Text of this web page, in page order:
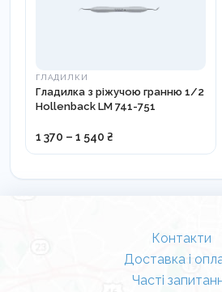
ГЛАДИЛКИ
Гладилка з ріжучою гранню 1/2
Hollenback LM 741-751
1 370 – 1 540 ₴
Контакти
Доставка і
Часті